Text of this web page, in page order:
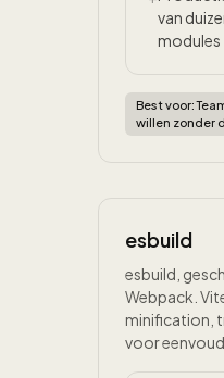
van
modules
Best voor:
willen zonder
esbuild
esbuild,
Webpack.
minification,
voor